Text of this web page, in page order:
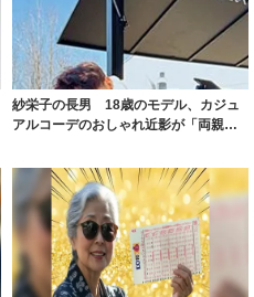
紗栄子の長男 18歳のモデル、カジュ
アルコーデのおしゃれ近影が「両親の